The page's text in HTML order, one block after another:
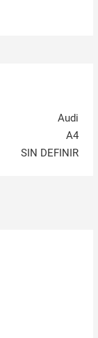
Audi
A4
SIN DEFINIR